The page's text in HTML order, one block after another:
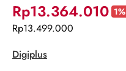
Rp13.364.010 1%
Rp13.499.000
Digiplus